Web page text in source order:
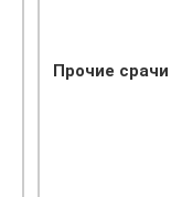
Прочие срачи